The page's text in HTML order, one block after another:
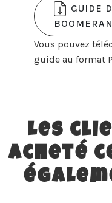
GUIDE
Vous pouvez
guide au format
Les
acheté